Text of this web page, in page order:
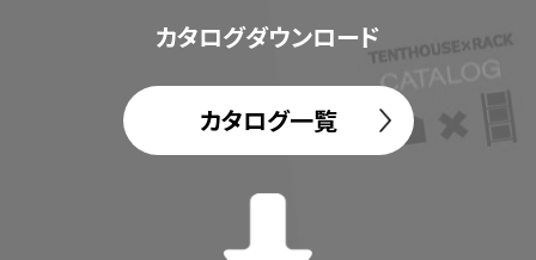
カタログダウンロード
カタログ一覧